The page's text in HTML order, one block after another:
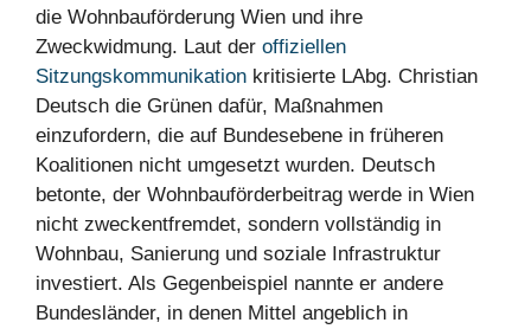
die Wohnbauförderung Wien und ihre
Zweckwidmung. Laut der offiziellen
Sitzungskommunikation kritisierte LAbg. Christian
Deutsch die Grünen dafür, Maßnahmen
einzufordern, die auf Bundesebene in früheren
Koalitionen nicht umgesetzt wurden. Deutsch
betonte, der Wohnbauförderbeitrag werde in Wien
nicht zweckentfremdet, sondern vollständig in
Wohnbau, Sanierung und soziale Infrastruktur
investiert. Als Gegenbeispiel nannte er andere
Bundesländer, in denen Mittel angeblich in